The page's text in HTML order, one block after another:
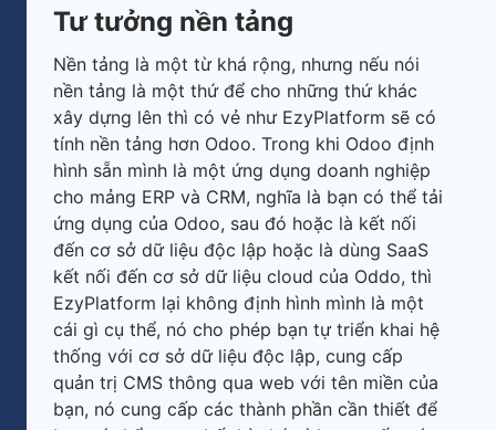
Tư tưởng nền tảng
Nền tảng là một từ khá rộng, nhưng nếu nói
nền tảng là một thứ để cho những thứ khác
xây dựng lên thì có vẻ như EzyPlatform sẽ có
tính nền tảng hơn Odoo. Trong khi Odoo định
hình sẵn mình là một ứng dụng doanh nghiệp
cho mảng ERP và CRM, nghĩa là bạn có thể tải
ứng dụng của Odoo, sau đó hoặc là kết nối
đến cơ sở dữ liệu độc lập hoặc là dùng SaaS
kết nối đến cơ sở dữ liệu cloud của Oddo, thì
EzyPlatform lại không định hình mình là một
cái gì cụ thể, nó cho phép bạn tự triển khai hệ
thống với cơ sở dữ liệu độc lập, cung cấp
quản trị CMS thông qua web với tên miền của
bạn, nó cung cấp các thành phần cần thiết để